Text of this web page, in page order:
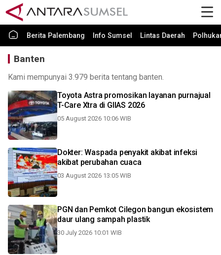
Berita Palembang Info Sumsel Lintas Daerah
Banten
Kami mempunyai 3.979 berita tentang banten.
Toyota Astra promosikan layanan purnajual
T-Care Xtra di GIIAS 2026
05 August 2026 10:06 WIB
Dokter: Waspada penyakit akibat infeksi
akibat perubahan cuaca
03 August 2026 13:05 WIB
PGN dan Pemkot Cilegon bangun ekosistem
daur ulang sampah plastik
30 July 2026 10:01 WIB